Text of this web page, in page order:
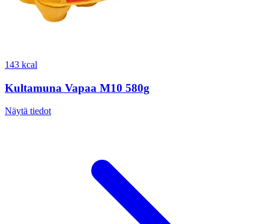
143 kcal
Kultamuna Vapaa M10 580g
Näytä tiedot